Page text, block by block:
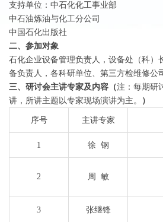
支持单位：中石化化工事业部
中石油炼油与化工分公司
中国石化出版社
二、参加对象
石化企业设备管理负责人，设备处（科）
备负责人，各科研单位、第三方检维修公
三、研讨会主讲专家及内容（注：每期研
讲，所讲主题以专家现场演讲为主。
）
序号 主讲专家
1 徐 钢
2 周 敏
3 张继锋